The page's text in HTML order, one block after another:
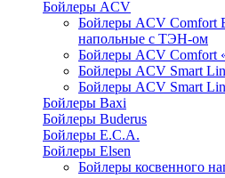
Бойлеры ACV
Бойлеры ACV Comfort
напольные c ТЭН-ом
Бойлеры ACV Comfort
Бойлеры ACV Smart
Бойлеры ACV Smart
Бойлеры Baxi
Бойлеры Buderus
Бойлеры E.C.A.
Бойлеры Elsen
Бойлеры косвенного